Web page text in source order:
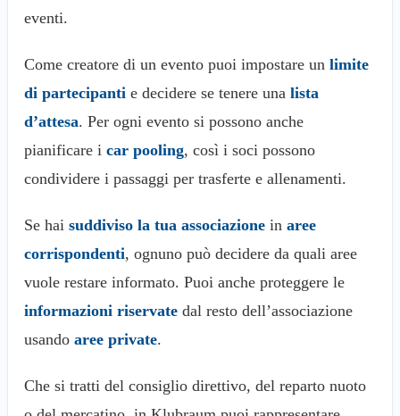
eventi.
Come creatore di un evento puoi impostare un limite
di partecipantie decidere se tenere una lista
d’attesa. Per ogni evento si possono anche
pianificare i car pooling, così i soci possono
condividere i passaggi per trasferte e allenamenti.
Se hai suddiviso la tua associazionein aree
corrispondenti, ognuno può decidere da quali aree
vuole restare informato. Puoi anche proteggere le
informazioni riservatedal resto dell’associazione
usando aree private.
Che si tratti del consiglio direttivo, del reparto nuoto